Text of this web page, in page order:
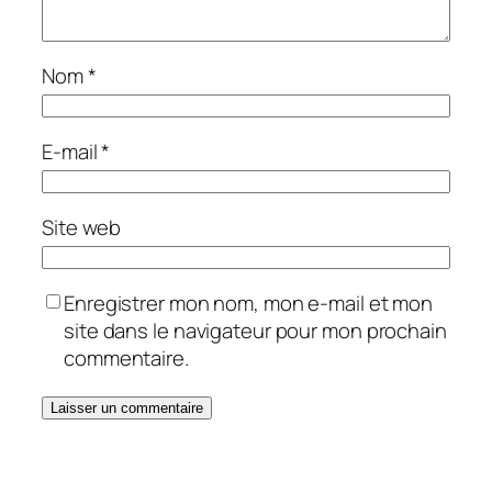
Nom*
E-mail*
Site web
Enregistrer mon nom, mon e-mail et mon
site dans le navigateur pour mon prochain
commentaire.